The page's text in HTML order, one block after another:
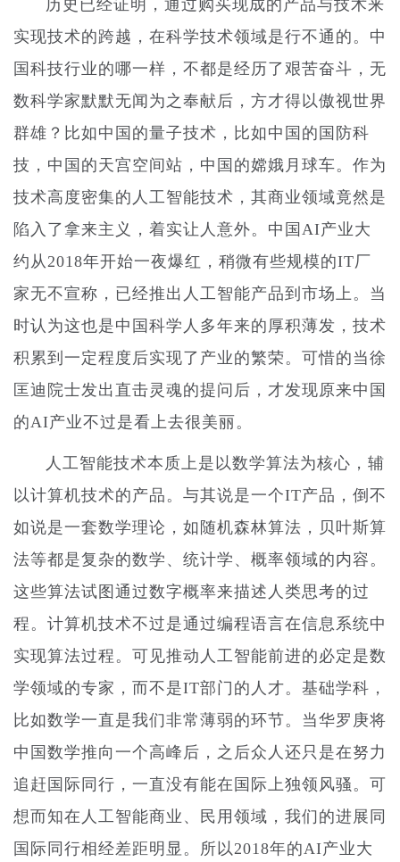
历史已经证明，通过购买现成的产品与技术来
实现技术的跨越，在科学技术领域是行不通的。中
国科技行业的哪一样，不都是经历了艰苦奋斗，无
数科学家默默无闻为之奉献后，方才得以傲视世界
群雄？比如中国的量子技术，比如中国的国防科
技，中国的天宫空间站，中国的嫦娥月球车。作为
技术高度密集的人工智能技术，其商业领域竟然是
陷入了拿来主义，着实让人意外。中国AI产业大
约从2018年开始一夜爆红，稍微有些规模的IT厂
家无不宣称，已经推出人工智能产品到市场上。当
时认为这也是中国科学人多年来的厚积薄发，技术
积累到一定程度后实现了产业的繁荣。可惜的当徐
匡迪院士发出直击灵魂的提问后，才发现原来中国
的AI产业不过是看上去很美丽。
人工智能技术本质上是以数学算法为核心，辅
以计算机技术的产品。与其说是一个IT产品，倒不
如说是一套数学理论，如随机森林算法，贝叶斯算
法等都是复杂的数学、统计学、概率领域的内容。
这些算法试图通过数字概率来描述人类思考的过
程。计算机技术不过是通过编程语言在信息系统中
实现算法过程。可见推动人工智能前进的必定是数
学领域的专家，而不是IT部门的人才。基础学科，
比如数学一直是我们非常薄弱的环节。当华罗庚将
中国数学推向一个高峰后，之后众人还只是在努力
追赶国际同行，一直没有能在国际上独领风骚。可
想而知在人工智能商业、民用领域，我们的进展同
国际同行相经差距明显。所以2018年的AI产业大